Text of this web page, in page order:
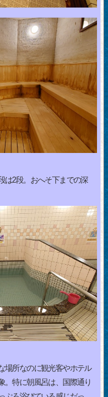
は2段。おへそ下までの深
場所なのに観光客やホテル
。特に朝風呂は、国際通り